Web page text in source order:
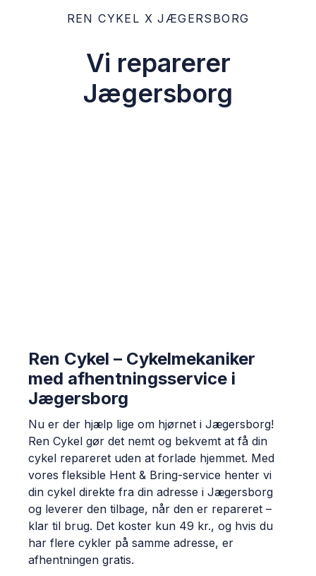
REN CYKEL X JÆGERSBORG
Vi reparerer
Jægersborg
Ren Cykel – Cykelmekaniker
med afhentningsservice i
Jægersborg
Nu er der hjælp lige om hjørnet i Jægersborg!
Ren Cykel gør det nemt og bekvemt at få din
cykel repareret uden at forlade hjemmet. Med
vores fleksible Hent & Bring-service henter vi
din cykel direkte fra din adresse i Jægersborg
og leverer den tilbage, når den er repareret –
klar til brug. Det koster kun 49 kr., og hvis du
har flere cykler på samme adresse, er
afhentningen gratis.